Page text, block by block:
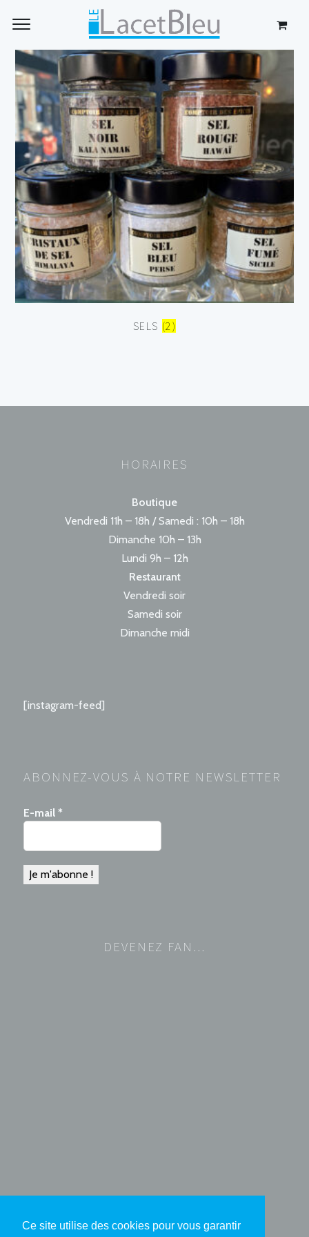
SELS (2)
HORAIRES
Boutique
Vendredi 11h – 18h / Samedi : 10h – 18h
Dimanche 10h – 13h
Lundi 9h – 12h
Restaurant
Vendredi soir
Samedi soir
Dimanche midi
[instagram-feed]
ABONNEZ-VOUS À NOTRE NEWSLETTER
E-mail *
DEVENEZ FAN…
Ce site utilise des cookies pour vous garantir